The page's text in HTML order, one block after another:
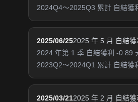
2024Q4～2025Q3 累計 自結獲
2025/06/252025 年 5 月 自結
2024 年第 1 季 自結獲利 -0.89
2023Q2～2024Q1 累計 自結獲
2025/03/212025 年 2 月 自結